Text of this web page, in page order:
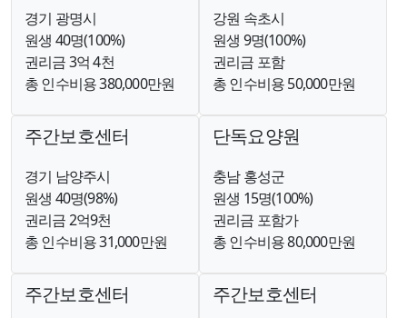
경기 광명시
원생 40명(100%)
권리금 3억 4천
총 인수비용 380,000만원
강원 속초시
원생 9명(100%)
권리금 포함
총 인수비용 50,000만원
주간보호센터
경기 남양주시
원생 40명(98%)
권리금 2억9천
총 인수비용 31,000만원
단독요양원
충남 홍성군
원생 15명(100%)
권리금 포함가
총 인수비용 80,000만원
주간보호센터 주간보호센터